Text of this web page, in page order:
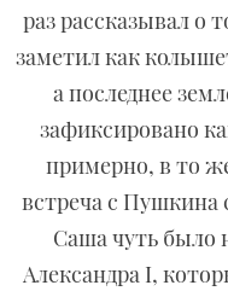
раз рассказывал о
заметил как
а последнее
зафиксировано
примерно, в то
встреча с
Саша чуть было
Александра I,